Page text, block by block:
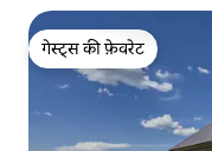
गेस्ट्स की फ़ेवरेट
गेस्ट्स की फ़ेवरेट